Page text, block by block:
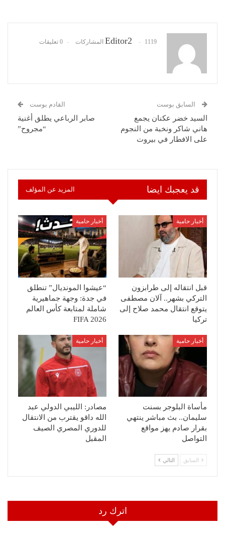
Editor2 1119 المشاركات 0 تعليقات
السابق بوست
السيد خضر عكنان يجمع
هاني شاكر ونخبة من النجوم
على الافطار في بيروت
القادم بوست
صابر الرباعي يطلق أغنية
“مجروح”
قد يعجبك ايضا المزيد عن المؤلف
أخبار حامية
قبل انتقاله إلى طرابزون
التركي بشهر.. آلان مصطفى
يتوقع انتقال محمد صلاح إلى
تركيا
أخبار حامية
“عيشوا المونديال” تنطلق
في جدة: وجهة جماهيرية
شاملة لمتابعة كأس العالم
FIFA 2026
أخبار حامية
مأساة البلوجر بسنت
سليمان.. بث مباشر ينتهي
بقرار صادم يهز مواقع
التواصل
أخبار حامية
مصادر: الليبي الدولي عبد
الله داقو يقترب من الانتقال
للدوري المصري الصيف
المقبل
السابق التالي
اترك رد